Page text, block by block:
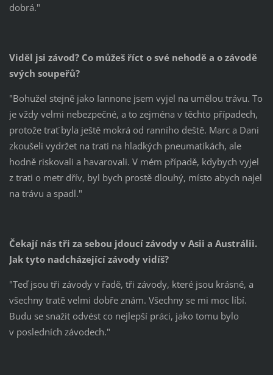
dobrá."
Viděl jsi závod? Co můžeš říct o své nehodě a o závodě
svých soupeřů?
"Bohužel stejně jako Iannone jsem vyjel na umělou trávu. To
je vždy velmi nebezpečné, a to zejména v těchto případech,
protože trať byla ještě mokrá od ranního deště. Marc a Dani
zkoušeli vydržet na trati na hladkých pneumatikách, ale
hodně riskovali a havarovali. V mém případě, kdybych vyjel
z trati o metr dřív, byl bych prostě dlouhý, místo abych najel
na trávu a spadl."
Čekají nás tři za sebou jdoucí závody v Asii a Austrálii.
Jak tyto nadcházející závody vidíš?
"Teď jsou tři závody v řadě, tři závody, které jsou krásné, a
všechny tratě velmi dobře znám. Všechny se mi moc líbí.
Budu se snažit odvést co nejlepší práci, jako tomu bylo
v posledních závodech."